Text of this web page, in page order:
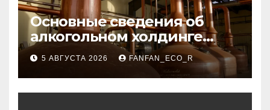
Основные сведения об
алкогольном холдинге
Узбекистана
5 АВГУСТА 2026 FANFAN_ECO_R